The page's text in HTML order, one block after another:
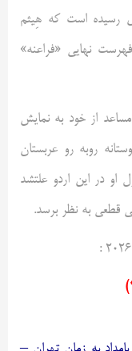
رسیده است که هِیثم
نهایی «فراعنه»
از خود به نمایش
روبه رو عربستان
او در این اردو علتشد
قطعی به نظر برسد.